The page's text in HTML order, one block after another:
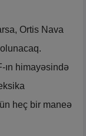
Ortis Nava
ın himayəsində
heç bir maneə